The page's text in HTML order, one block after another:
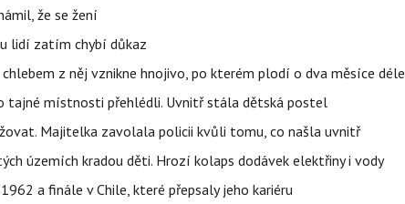
že se žení
lidí zatím chybí důkaz
z něj vznikne hnojivo, po kterém plodí o dva měsíce déle
tajné místnosti přehlédli. Uvnitř stála dětská postel
Majitelka zavolala policii kvůli tomu, co našla uvnitř
územích kradou děti. Hrozí kolaps dodávek elektřiny i vody
a finále v Chile, které přepsaly jeho kariéru